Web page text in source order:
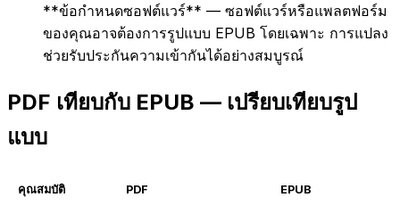
**ข้อกำหนดซอฟต์แวร์** — ซอฟต์แวร์หรือแพลตฟอร์ม
ของคุณอาจต้องการรูปแบบ EPUB โดยเฉพาะ การแปลง
ช่วยรับประกันความเข้ากันได้อย่างสมบูรณ์
PDF เทียบกับ EPUB — เปรียบเทียบรูป
แบบ
คุณสมบัติ PDF EPUB